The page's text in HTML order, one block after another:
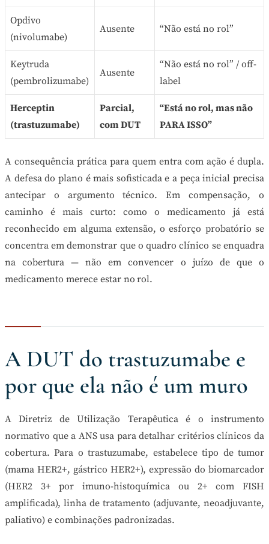
Opdivo
(nivolumabe)
Ausente “Não está no rol”
Keytruda
(pembrolizumabe)
Ausente
“Não está no rol” / off-
label
Herceptin
(trastuzumabe)
Parcial,
com DUT
“Está no rol, mas não
PARA ISSO”
A consequência prática para quem entra com ação é dupla.
A defesa do plano é mais sofisticada e a peça inicial precisa
antecipar o argumento técnico. Em compensação, o
caminho é mais curto: como o medicamento já está
reconhecido em alguma extensão, o esforço probatório se
concentra em demonstrar que o quadro clínico se enquadra
na cobertura — não em convencer o juízo de que o
medicamento merece estar no rol.
A DUT do trastuzumabe e
por que ela não é um muro
A Diretriz de Utilização Terapêutica é o instrumento
normativo que a ANS usa para detalhar critérios clínicos da
cobertura. Para o trastuzumabe, estabelece tipo de tumor
(mama HER2+, gástrico HER2+), expressão do biomarcador
(HER2 3+ por imuno-histoquímica ou 2+ com FISH
amplificada), linha de tratamento (adjuvante, neoadjuvante,
paliativo) e combinações padronizadas.